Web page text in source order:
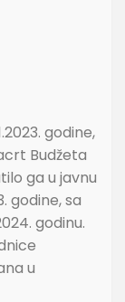
godine,
Budžeta
ga u javnu
godine, sa
godinu.
u